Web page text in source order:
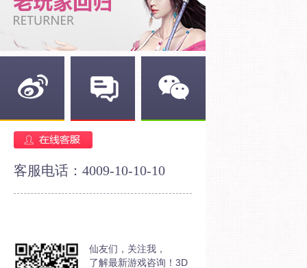
客服电话：4009-10-10-10
仙友们，关注我，
了解最新游戏咨询！3D